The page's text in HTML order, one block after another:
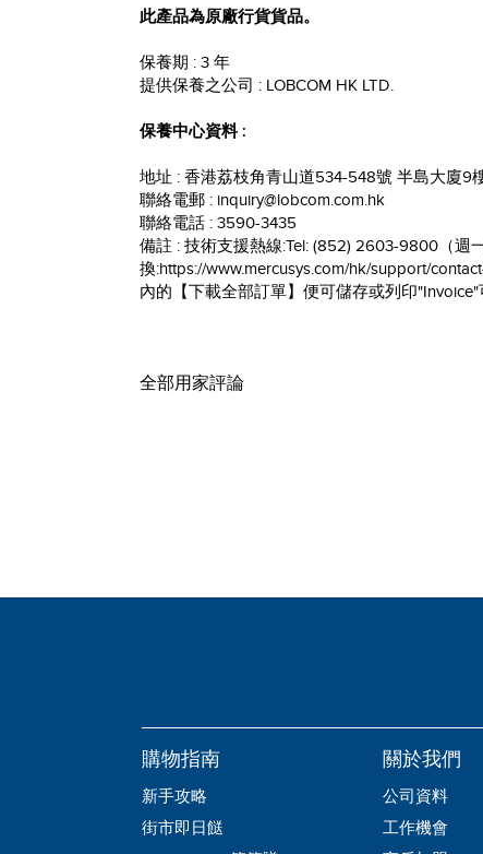
此產品為原廠行貨貨品。
保養期 : 3 年
提供保養之公司 : LOBCOM HK LTD.
保養中心資料 :
地址 : 香港荔枝角青山道534-548號 半島大廈9
聯絡電郵 : inquiry@lobcom.com.hk
聯絡電話 : 3590-3435
備註 : 技術支援熱線:Tel: (852) 2603-9800（週
換:https://www.mercusys.com/hk/support/
內的【下載全部訂單】便可儲存或列印
全部用家評論
購物指南
新手攻略
街市即日餸
關於我們
公司資料
工作機會